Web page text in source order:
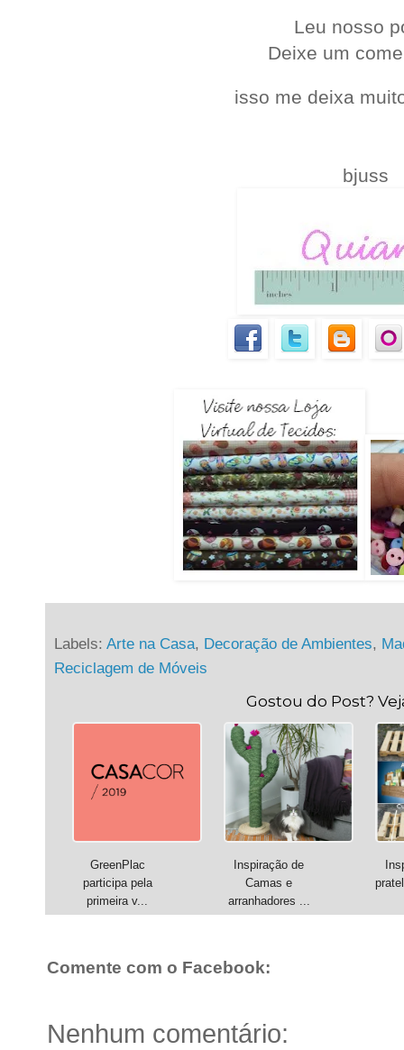
Leu nosso
Deixe um
isso me deixa
bjuss
Labels: Arte na Casa, Decoração de Ambientes,
Reciclagem de Móveis
Gostou do Post?
GreenPlac
participa pela
primeira v...
Inspiração de
Camas e
arranhadores ...
Comente com o Facebook:
Nenhum comentário: